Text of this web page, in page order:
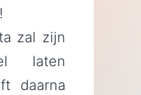
zal zijn
laten
daarna